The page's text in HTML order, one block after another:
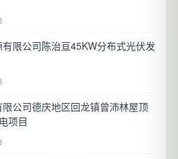
限公司陈治亘45KW分布式光伏发
公司德庆地区回龙镇曾沛林屋顶
项目